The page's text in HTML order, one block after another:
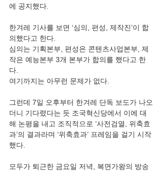
에 공지했다.
한겨레 기사를 보면 ‘심의, 편성, 제작진’이 합
의했다고 한다.
심의는 기획본부, 편성은 콘텐츠사업본부, 제
작은 예능본부 3개 본부가 합의를 했다고 한
다.
여기까지는 아무런 문제가 없다.
그런데 7일 오후부터 한겨레 단독 보도가 나오
더니 기다렸다는 듯 조국혁신당에서 이에 대
해 논평을 내고 조직적으로 ‘사전검열, 위축효
과’의 결과라며 ‘위축효과’ 프레임을 걸기 시작
했다.
모두가 퇴근한 금요일 저녁, 복면가왕의 방송